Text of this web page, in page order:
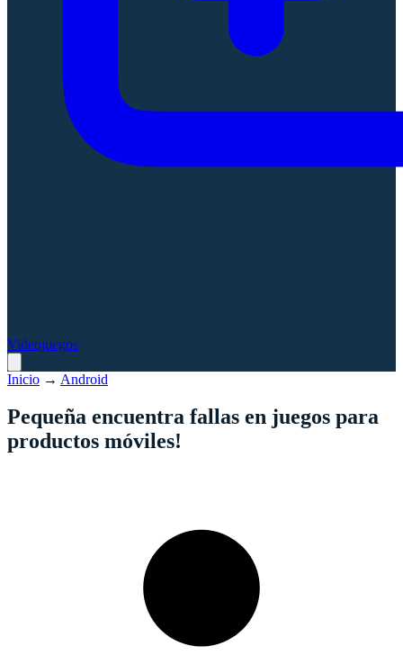
Videojuegos
Inicio → Android
Pequeña encuentra fallas en juegos para
productos móviles!